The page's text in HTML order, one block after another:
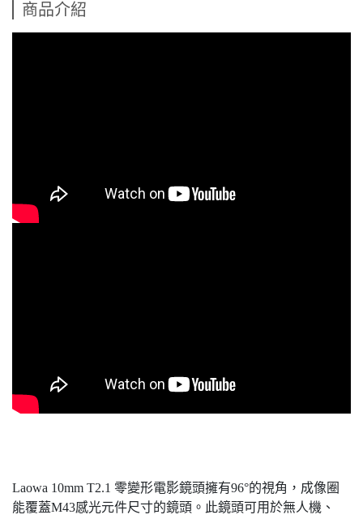
商品介紹
Laowa 10mm T2.1 零變形電影鏡頭擁有96°的視角，成像圈
能覆蓋M43感光元件尺寸的鏡頭。此鏡頭可用於無人機、